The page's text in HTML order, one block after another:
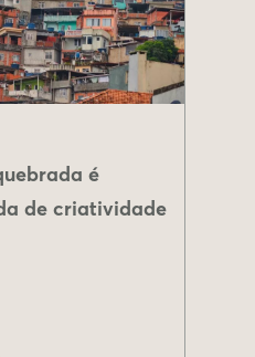
é
de criatividade